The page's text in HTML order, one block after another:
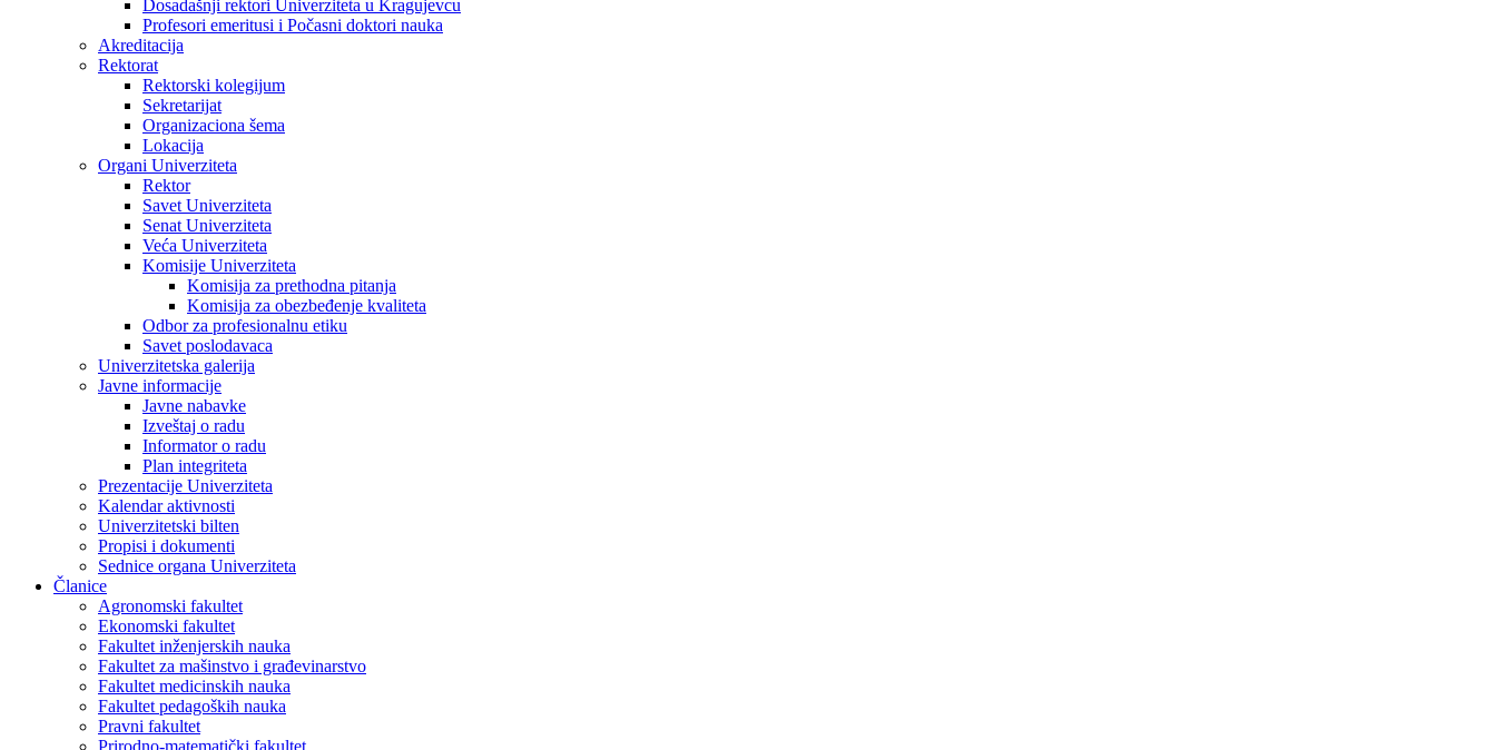
Dosadašnji rektori Univerziteta u Kragujevcu
Profesori emeritusi i Počasni doktori nauka
Akreditacija
Rektorat
Rektorski kolegijum
Sekretarijat
Organizaciona šema
Lokacija
Organi Univerziteta
Rektor
Savet Univerziteta
Senat Univerziteta
Veća Univerziteta
Komisije Univerziteta
Komisija za prethodna pitanja
Komisija za obezbeđenje kvaliteta
Odbor za profesionalnu etiku
Savet poslodavaca
Univerzitetska galerija
Javne informacije
Javne nabavke
Izveštaj o radu
Informator o radu
Plan integriteta
Prezentacije Univerziteta
Kalendar aktivnosti
Univerzitetski bilten
Propisi i dokumenti
Sednice organa Univerziteta
Članice
Agronomski fakultet
Ekonomski fakultet
Fakultet inženjerskih nauka
Fakultet za mašinstvo i građevinarstvo
Fakultet medicinskih nauka
Fakultet pedagoških nauka
Pravni fakultet
Prirodno-matematički fakultet